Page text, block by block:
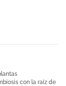
con la raiz de